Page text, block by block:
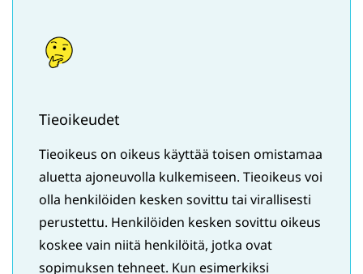
Tieoikeudet
Tieoikeus on oikeus käyttää toisen omistamaa
aluetta ajoneuvolla kulkemiseen. Tieoikeus voi
olla henkilöiden kesken sovittu tai virallisesti
perustettu. Henkilöiden kesken sovittu oikeus
koskee vain niitä henkilöitä, jotka ovat
sopimuksen tehneet. Kun esimerkiksi